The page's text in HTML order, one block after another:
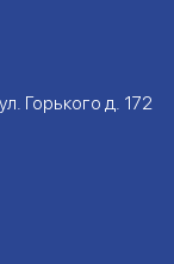
Горького д. 172